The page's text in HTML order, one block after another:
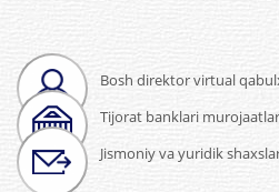
Bosh direktor virtual
Tijorat banklari
Jismoniy va yuridik